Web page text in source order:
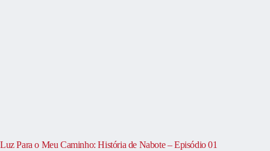
Luz Para o Meu Caminho: História de Nabote – Episódio 01